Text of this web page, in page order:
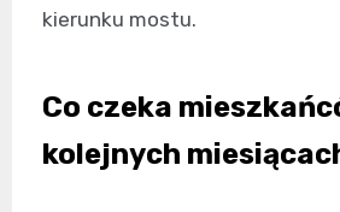
kierunku mostu.
Co czeka
kolejnych